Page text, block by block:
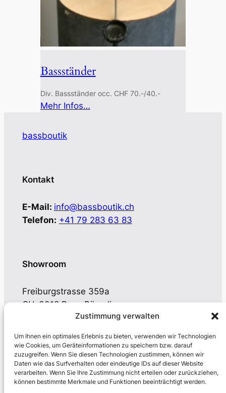
Zustimmung verwalten
Um Ihnen ein optimales Erlebnis zu bieten, verwenden wir Technologien
wie Cookies, um Geräteinformationen zu speichern bzw. darauf
zuzugreifen. Wenn Sie diesen Technologien zustimmen, können wir
Daten wie das Surfverhalten oder eindeutige IDs auf dieser Website
verarbeiten. Wenn Sie Ihre Zustimmung nicht erteilen oder zurückziehen,
können bestimmte Merkmale und Funktionen beeinträchtigt werden.
Bassständer
Div. Bassständer occ. CHF 70.-/40.-
Mehr Infos…
bassboutik
Kontakt
E-Mail: info@bassboutik.ch
Telefon: +41 79 283 63 83
Showroom
Freiburgstrasse 359a
CH-3018 Bern-Bümpliz
Öffnungszeiten nach Vereinbarung
Postadresse